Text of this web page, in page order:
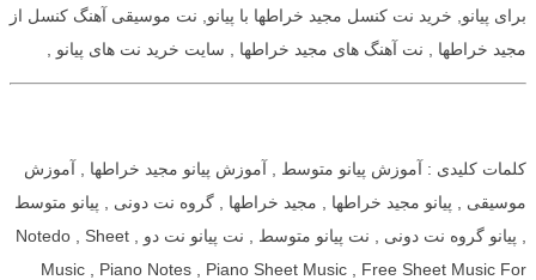
برای پیانو, خرید نت کنسل مجید خراطها با پیانو, نت موسیقی آهنگ کنسل از
مجید خراطها , نت آهنگ های مجید خراطها , سایت خرید نت های پیانو ,
کلمات کلیدی : آموزش پیانو متوسط , آموزش پیانو مجید خراطها , آموزش
موسیقی , پیانو مجید خراطها , مجید خراطها , گروه نت دونی , پیانو متوسط
, پیانو گروه نت دونی , نت پیانو متوسط , نت پیانو نت دو , Notedo , Sheet
Music , Piano Notes , Piano Sheet Music , Free Sheet Music For